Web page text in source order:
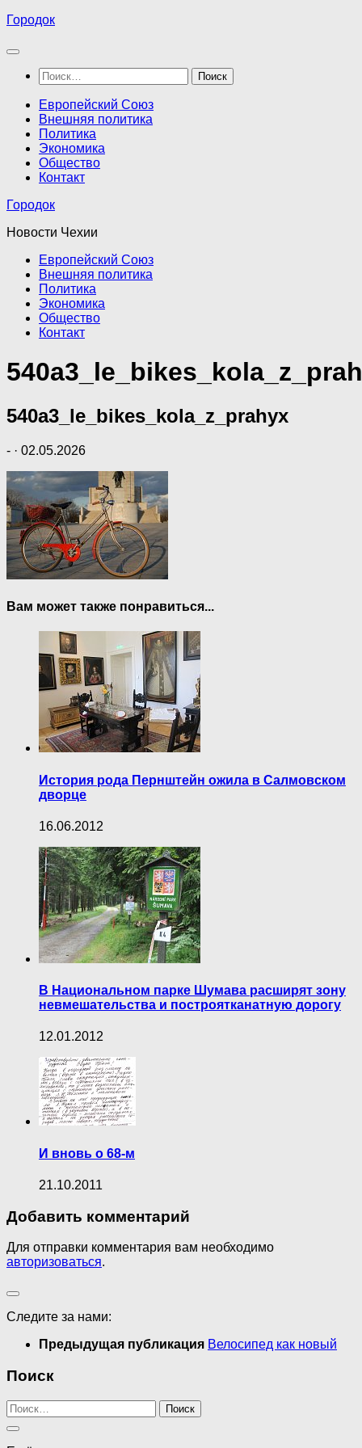
Перейти
содержимому
Городок
Найти:
Европейский Союз
Внешняя политика
Политика
Экономика
Общество
Контакт
Городок
Новости Чехии
Европейский Союз
Внешняя политика
Политика
Экономика
Общество
Контакт
540a3_le_bikes_kola_z_prahyx
- · 02.05.2026
Вам может также понравиться...
История рода Пернштейн ожила в Салмовском
дворце
16.06.2012
В Национальном парке Шумава расширят зону
невмешательства и построятканатную дорогу
12.01.2012
И вновь о 68-м
21.10.2011
Добавить комментарий
Для отправки комментария вам необходимо
авторизоваться.
Следите за нами:
Предыдущая публикация Велосипед как новый
Поиск
Найти: